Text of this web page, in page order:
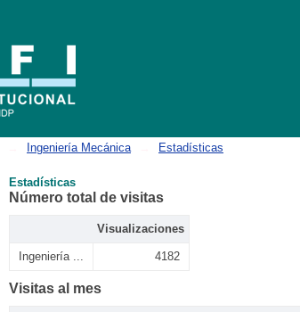
Ingeniería Mecánica Estadísticas
Estadísticas
Número total de visitas
Visualizaciones
Ingeniería ... 4182
Visitas al mes